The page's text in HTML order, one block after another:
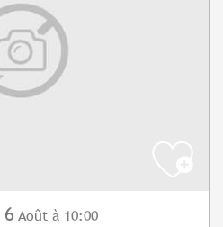
6 Août à 10:00